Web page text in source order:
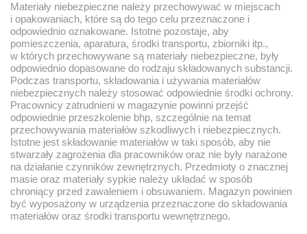
Materiały niebezpieczne należy przechowywać w miejscach
i opakowaniach, które są do tego celu przeznaczone i
odpowiednio oznakowane. Istotne pozostaje, aby
pomieszczenia, aparatura, środki transportu, zbiorniki itp.,
w których przechowywane są materiały niebezpieczne, były
odpowiednio dopasowane do rodzaju składowanych substancji.
Podczas transportu, składowania i używania materiałów
niebezpiecznych należy stosować odpowiednie środki ochrony.
Pracownicy zatrudnieni w magazynie powinni przejść
odpowiednie przeszkolenie bhp, szczególnie na temat
przechowywania materiałów szkodliwych i niebezpiecznych.
Istotne jest składowanie materiałów w taki sposób, aby nie
stwarzały zagrożenia dla pracowników oraz nie były narażone
na działanie czynników zewnętrznych. Przedmioty o znacznej
masie oraz materiały sypkie należy układać w sposób
chroniący przed zawaleniem i obsuwaniem. Magazyn powinien
być wyposażony w urządzenia przeznaczone do składowania
materiałów oraz środki transportu wewnętrznego.